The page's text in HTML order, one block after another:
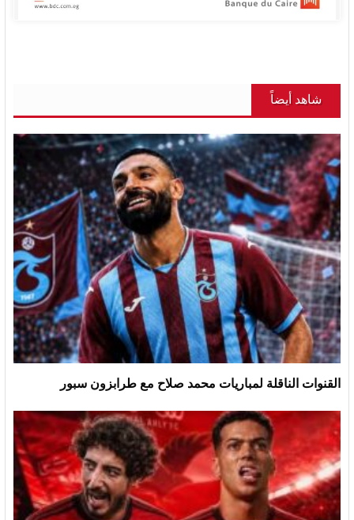
شاهد أيضاً
القنوات الناقلة لمباريات محمد صلاح مع طرابزون سبور